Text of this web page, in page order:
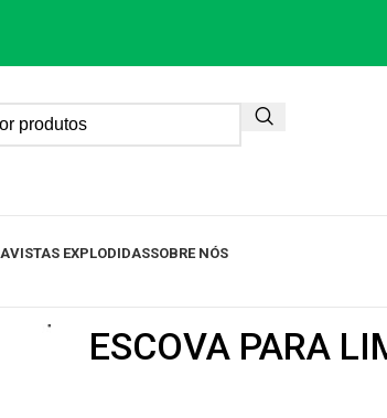
VISTAS EXPLODIDASSOBRE NÓS
ESCOVA PARA